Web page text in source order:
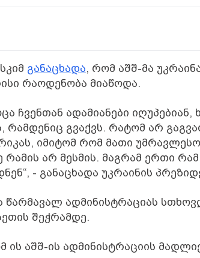
განაცხადა, რომ აშშ-მა
რაოდენობა მიაწოდა.
ჩვენთან ადამიანები
რამდენიც გვაქვს. რატომ არ
იმიტომ რომ მათი
არ მესმის. მაგრამ ერთი რამ
- განაცხადა უკრაინის
წარმავალ ადმინისტრაციას
შეჭრამდე.
ის აშშ-ის ადმინისტრაციის